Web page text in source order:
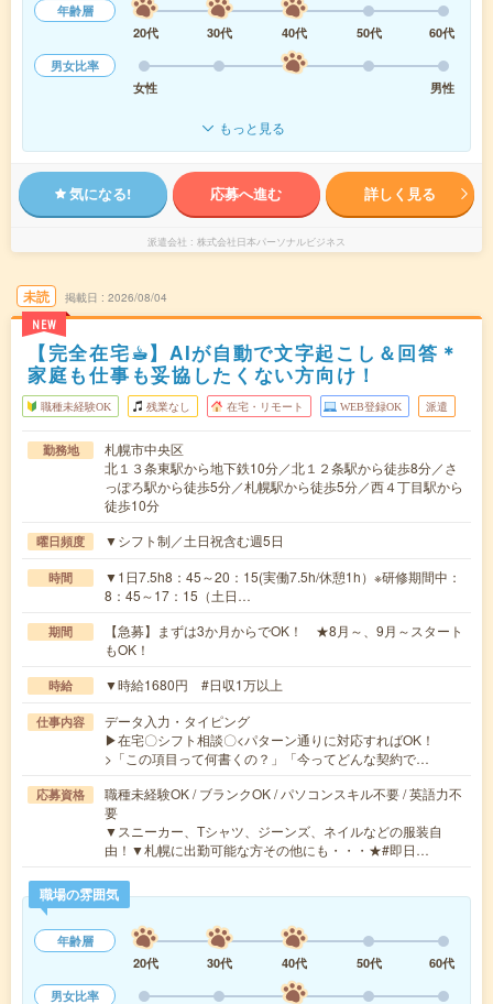
年齢層
20代
30代 40代 50代
60代
男女比率
女性
男性
もっと見る
気になる! 応募へ進む 詳しく見る
派遣会社 株式会社日本パーソナルビジネス
未読
NEW
掲載日 2026/08/04
【完全在宅☕︎】AIが自動で文字起こし＆回答＊
家庭も仕事も妥協したくない方向け！
職種未経験OK 残業なし 在宅・リモート WEB登録OK 派遣
勤務地
札幌市中央区
北１３条東駅から地下鉄10分／北１２条駅から徒歩8分／さ
っぽろ駅から徒歩5分／札幌駅から徒歩5分／西４丁目駅から
徒歩10分
曜日頻度 ▼シフト制／土日祝含む週5日
時間
▼1日7.5h8：45～20：15(実働7.5h/休憩1h）※研修期間中：
8：45～17：15（土日…
期間
【急募】まずは3か月からでOK！ ★8月～、9月～スタート
もOK！
時給 ▼時給1680円 #日収1万以上
仕事内容
データ入力・タイピング
▶在宅〇シフト相談〇<パターン通りに対応すればOK！
>「この項目って何書くの？」「今ってどんな契約で…
応募資格
職種未経験OK / ブランクOK / パソコンスキル不要 / 英語力不
要
▼スニーカー、Tシャツ、ジーンズ、ネイルなどの服装自
由！▼札幌に出勤可能な方その他にも・・・★#即日…
職場の雰囲気
年齢層
20代
30代 40代 50代
60代
男女比率